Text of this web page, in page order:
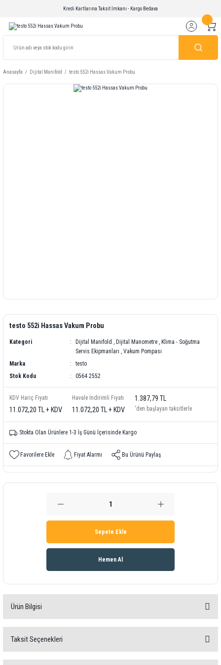
Kredi Kartlarına Taksit İmkanı - Kargo Bedava
Anasayfa Dijital Manifold testo 552i Hassas Vakum Probu
testo 552i Hassas Vakum Probu
Kategori Dijital Manifold , Dijital Manometre , Klima - Soğutma
Servis Ekipmanları , Vakum Pompası
Marka
testo
Stok Kodu
0564 2552
KDV Hariç Fiyatı
11.072,20 TL + KDV
Havale İndirimli Fiyatı
11.072,20 TL + KDV
1.387,79 TL
'den başlayan taksitlerle
Stokta Olan Ürünlere 1-3 İş Günü İçerisinde Kargo
Fiyat Alarmı Bu Ürünü Paylaş
Sepete Ekle
Hemen Al
Ürün Bilgisi
Tek bir noktadan vakumu kablosuz
Taksit Seçenekleri